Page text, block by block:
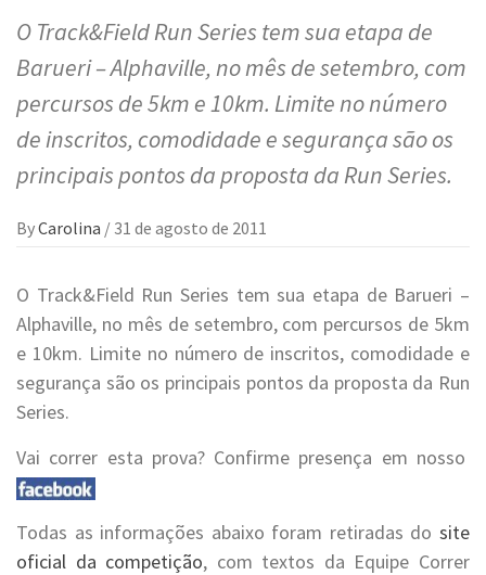
O Track&Field Run Series tem sua etapa de
Barueri – Alphaville, no mês de setembro, com
percursos de 5km e 10km. Limite no número
de inscritos, comodidade e segurança são os
principais pontos da proposta da Run Series.
ByCarolina / 31 de agosto de 2011
O Track&Field Run Series tem sua etapa de Barueri –
Alphaville, no mês de setembro, com percursos de 5km
e 10km. Limite no número de inscritos, comodidade e
segurança são os principais pontos da proposta da Run
Series.
Vai correr esta prova? Confirme presença em nosso
Todas as informações abaixo foram retiradas do site
oficial da competição, com textos da Equipe Correr